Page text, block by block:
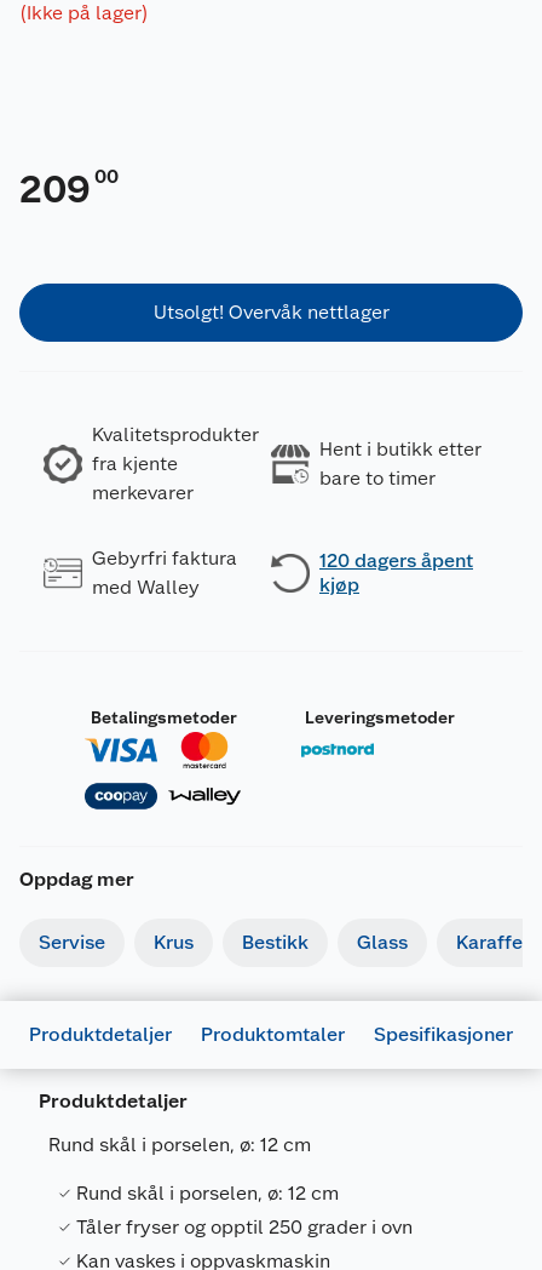
(Ikke på lager)
209 00
Utsolgt! Overvåk nettlager
Kvalitetsprodukter
fra kjente
merkevarer
Hent i butikk etter
bare to timer
Gebyrfri faktura
med Walley
120 dagers åpent
kjøp
Betalingsmetoder Leveringsmetoder
Oppdag mer
Servise Krus Bestikk Glass Karaffel
Produktdetaljer Produktomtaler Spesifikasjoner
Produktdetaljer
Rund skål i porselen, ø: 12 cm
Rund skål i porselen, ø: 12 cm
Tåler fryser og opptil 250 grader i ovn
Kan vaskes i oppvaskmaskin
Generelt
Artikkelnummer
5709386762339
Leverandørens artikkelnummer
Størrelse
Farge
Forpakningsmål